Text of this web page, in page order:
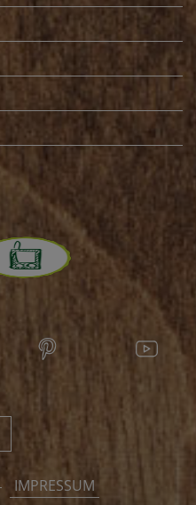
IMPRESSUM